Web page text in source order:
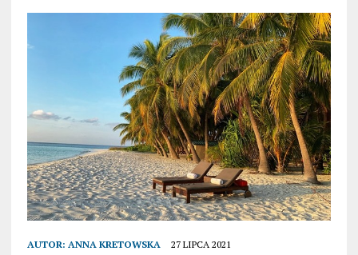
AUTOR: ANNA KRETOWSKA 27 LIPCA 2021